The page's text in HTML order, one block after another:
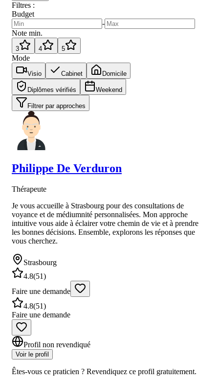
Filtres :
Budget
-
Note min.
3 4 5
Mode
Visio Cabinet Domicile
Diplômes vérifiés Weekend
Filtrer par approches
Philippe De Verduron
Thérapeute
Je vous accueille à Strasbourg pour des consultations de
voyance et de médiumnité personnalisées. Mon approche
intuitive vous aide à éclairer votre chemin de vie et à prendre
les bonnes décisions. Ensemble, explorons les réponses que
vous cherchez.
Strasbourg
4.8(51)
Faire une demande
4.8(51)
Faire une demande
Profil non revendiqué
Voir le profil
Êtes-vous ce praticien ? Revendiquez ce profil gratuitement.